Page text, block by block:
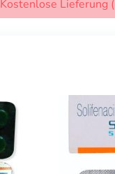
Kostenlose Lieferung